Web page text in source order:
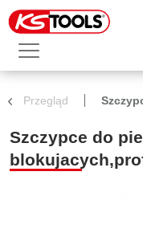
Przegląd
Szczypce do